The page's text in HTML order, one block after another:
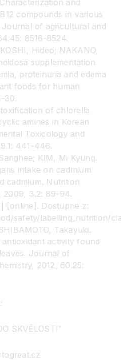
and
compounds in various
of agricultural and
8516-8524.
Hideo; NAKANO,
supplementation
proteinuria and edema
foods for human
30.
of chlorella
amines in Korean
Toxicology and
441-446.
KIM, Mi Kyung.
intake on cadmium
cadmium. Nutrition
2009, 3.2: 89-94.
| [online]. Dostupné z:
safety/labelling_nutrition/
Takayuki.
activity found
Journal of
2012, 60.25:
SKVĚLOSTI“